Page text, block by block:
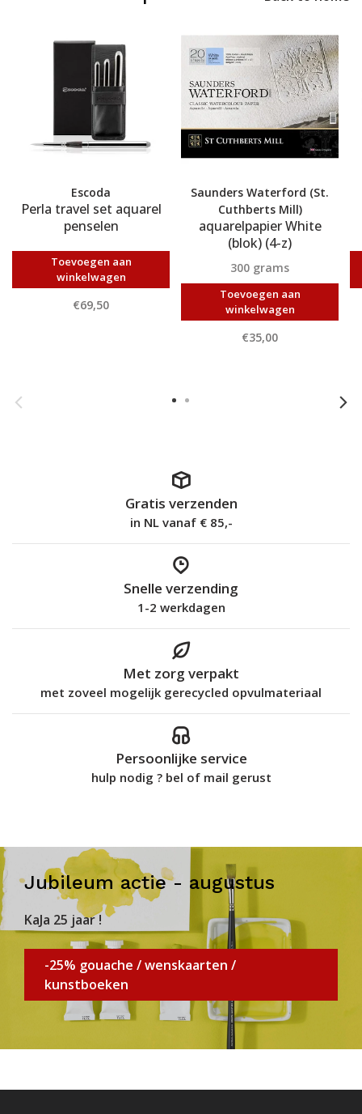
Escoda
Perla travel set aquarel
penselen
Toevoegen aan
winkelwagen
€69,50
Saunders Waterford (St.
Cuthberts Mill)
aquarelpapier White
(blok) (4-z)
300 grams
Toevoegen aan
winkelwagen
€35,00
Gratis verzenden
in NL vanaf € 85,-
Snelle verzending
1-2 werkdagen
Met zorg verpakt
met zoveel mogelijk gerecycled opvulmateriaal
Persoonlijke service
hulp nodig ? bel of mail gerust
Jubileum actie - augustus
KaJa 25 jaar !
-25% gouache / wenskaarten /
kunstboeken